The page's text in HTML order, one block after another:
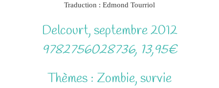
Traduction : Edmond Tourriol
Delcourt, septembre 2012
9782756028736, 13,95€
Thèmes : Zombie, survie